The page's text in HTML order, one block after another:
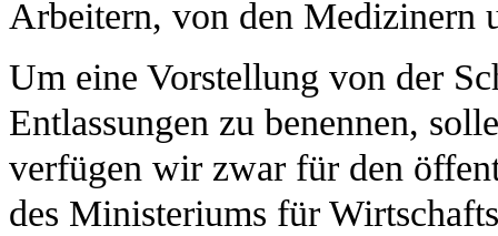
Arbeitern, von den Medizinern
Um eine Vorstellung von der
Entlassungen zu benennen,
verfügen wir zwar für den
des Ministeriums für